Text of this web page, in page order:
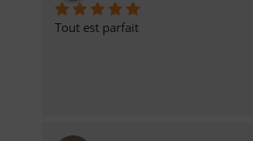
Tout est parfait